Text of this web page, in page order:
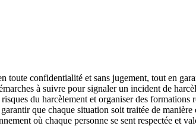
toute confidentialité et sans jugement, tout en
à suivre pour signaler un incident de
du harcèlement et organiser des formations
que chaque situation soit traitée de manière
où chaque personne se sent respectée et